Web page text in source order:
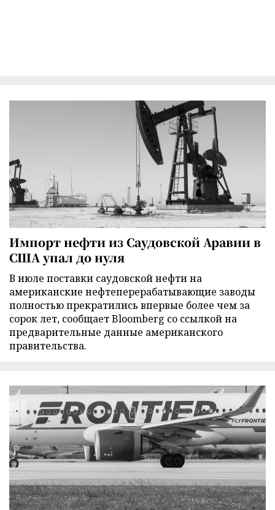
Импорт нефти из Саудовской Аравии в
США упал до нуля
В июле поставки саудовской нефти на
американские нефтеперерабатывающие заводы
полностью прекратились впервые более чем за
сорок лет, сообщает Bloomberg со ссылкой на
предварительные данные американского
правительства.